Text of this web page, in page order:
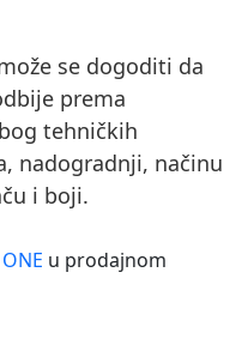
se dogoditi da
prema
tehničkih
nadogradnji, načinu
i boji.
u prodajnom